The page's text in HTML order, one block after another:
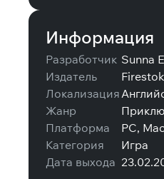
Информация
Разработчик Sunna
Издатель
Локализация
Жанр
Платформа
PC,
Категория
Игра
Дата выхода